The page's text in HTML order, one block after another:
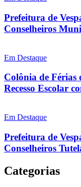
Prefeitura de
Conselheiros
Em Destaque
Colônia de Férias
Recesso Escolar
Em Destaque
Prefeitura de
Conselheiros
Categorias